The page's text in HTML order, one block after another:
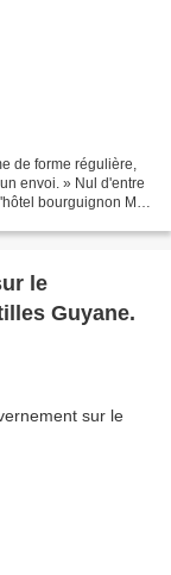
de forme régulière,
envoi. » Nul d'entre
bourguignon M.
le
Guyane.